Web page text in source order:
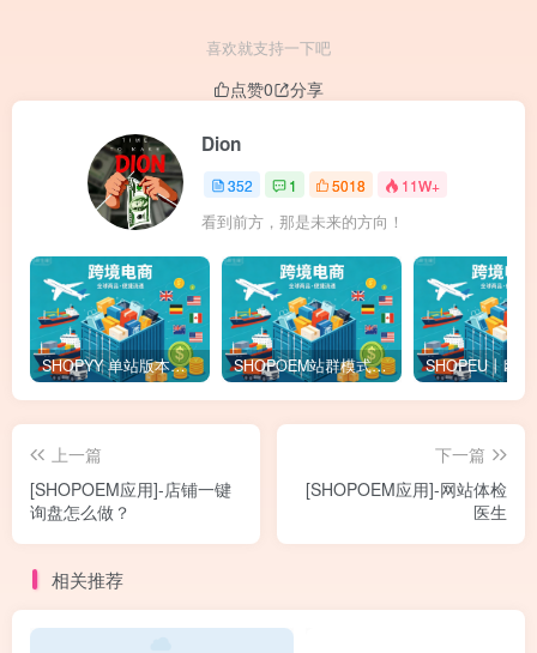
喜欢就支持一下吧
点赞0 分享
Dion
352 1 5018 11W+
看到前方，那是未来的方向！
SHOPYY 单站版本怎么收费？有免佣金额度吗？一年多少钱？ SHOPOEM站群模式怎么收费？不限品不封店独立站站群，送10个企业版网站！建站全免费！开通找站长
上一篇
[SHOPOEM应用]-店铺一键
询盘怎么做？
下一篇
[SHOPOEM应用]-网站体检
医生
相关推荐